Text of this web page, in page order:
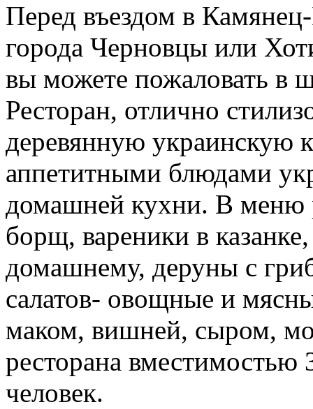
Перед въездом в
города Черновцы или
вы можете пожаловать в
Ресторан, отлично
деревянную украинскую
аппетитными блюдами
домашней кухни. В меню
борщ, вареники в
домашнему, деруны с
салатов- овощные и
маком, вишней, сыром,
ресторана вместимостью
человек.